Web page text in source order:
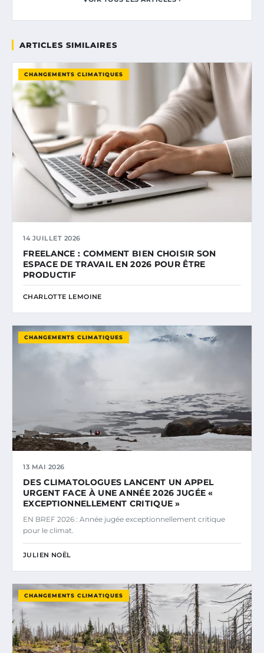
ARTICLES SIMILAIRES
CHANGEMENTS CLIMATIQUES
14 JUILLET 2026
FREELANCE : COMMENT BIEN CHOISIR SON
ESPACE DE TRAVAIL EN 2026 POUR ÊTRE
PRODUCTIF
CHARLOTTE LEMOINE
CHANGEMENTS CLIMATIQUES
13 MAI 2026
DES CLIMATOLOGUES LANCENT UN APPEL
URGENT FACE À UNE ANNÉE 2026 JUGÉE «
EXCEPTIONNELLEMENT CRITIQUE »
EN BREF 2026 : Année jugée exceptionnellement critique
pour le climat.
JULIEN NOËL
CHANGEMENTS CLIMATIQUES